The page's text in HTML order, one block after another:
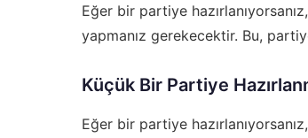
Eğer bir partiye
yapmanız gerekecektir. Bu,
Küçük Bir Partiye
Eğer bir partiye